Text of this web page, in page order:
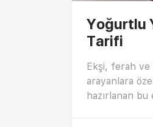
Yoğurtlu
Tarifi
Ekşi, ferah ve
arayanlara
hazırlanan